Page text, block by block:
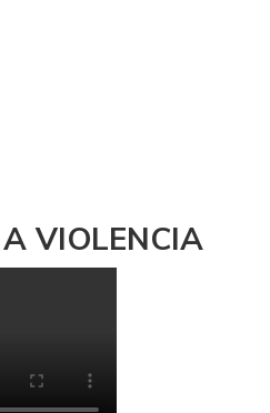
VIOLENCIA